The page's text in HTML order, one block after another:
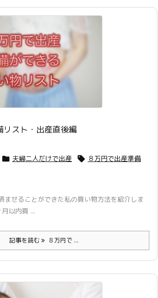
リスト・出産直後編
 夫婦二人だけで出産  ８万円で出産準備
ませることができた私の買い物方法を紹介しま
以内買 ...
記事を読む ８万円で ...